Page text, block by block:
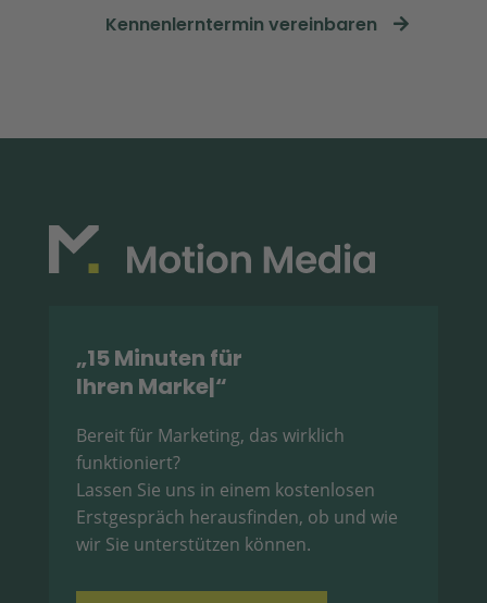
Kennenlerntermin vereinbaren
„15 Minuten für
Ihren Marketin
Bereit für Marketing, das wirklich
funktioniert?
Lassen Sie uns in einem kostenlosen
Erstgespräch herausfinden, ob und wie
wir Sie unterstützen können.